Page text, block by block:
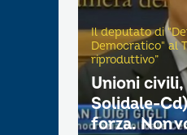
Il deputato di
Democratico" al
riproduttivo”
Unioni
Solidale-
forza. Non